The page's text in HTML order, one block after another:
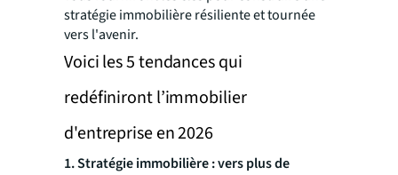
stratégie immobilière résiliente et tournée
vers l'avenir.
Voici les 5 tendances qui
redéfiniront l’immobilier
d'entreprise en 2026
1. Stratégie immobilière : vers plus de